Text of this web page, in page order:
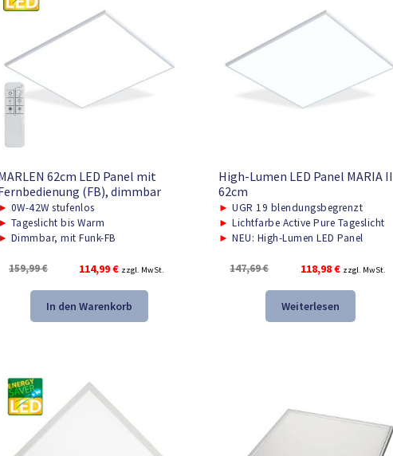
62cm LED Panel mit
(FB), dimmbar
► 0W-42W stufenlos
► Tageslicht bis Warm
► Dimmbar, mit Funk-FB
159,99€
Ursprünglicher
war:
159,99 €
114,99€Aktueller
ist:
114,99 €.
zzgl. MwSt.
In den Warenkorb
High-Lumen LED Panel MARIA II
62cm
► UGR 19 blendungsbegrenzt
► Lichtfarbe Active Pure Tageslicht
► NEU: High-Lumen LED Panel
147,69€
Ursprünglicher
war:
147,69 €
118,98€Aktueller
118,98 €.
zzgl. MwSt.
Weiterlesen